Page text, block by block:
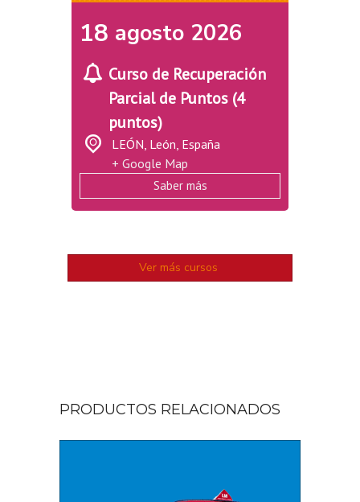
18 agosto 2026
Curso de Recuperación
Parcial de Puntos (4
puntos)
LEÓN, León España
+ Google Map
Saber más
Ver más cursos
PRODUCTOS RELACIONADOS